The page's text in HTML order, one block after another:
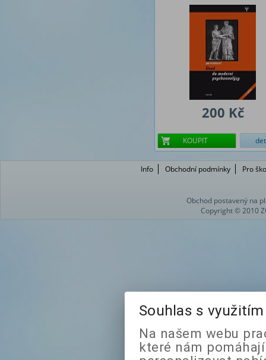
200 Kč
KOUPIT
Info Obchodní podmínky Pro
Obchod postavený na
Copyright © 2010
Souhlas s
Na našem webu
které nám